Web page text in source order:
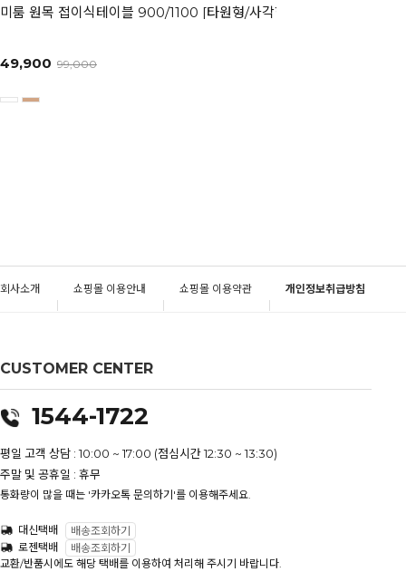
미룸 원목 접이식테이블 900/1100 [타원형/사각형]
49,900 99,000
회사소개 쇼핑몰 이용안내 쇼핑몰 이용약관 개인정보취급방침
CUSTOMER CENTER
1544-1722
평일 고객 상담 : 10:00 ~ 17:00 (점심시간 12:30 ~ 13:30)
주말 및 공휴일 : 휴무
통화량이 많을 때는 '카카오톡 문의하기'를 이용해주세요.
대신택배
배송조회하기
로젠택배
배송조회하기
교환/반품시에도 해당 택배를 이용하여 처리해 주시기 바랍니다.